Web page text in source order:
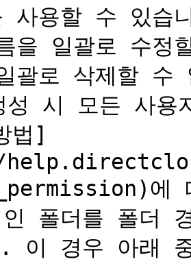
사용할 수 있습
을 일괄로 수정
괄로 삭제할 수
시 모든 사용
법]
에
폴더를 폴더
. 이 경우 아래